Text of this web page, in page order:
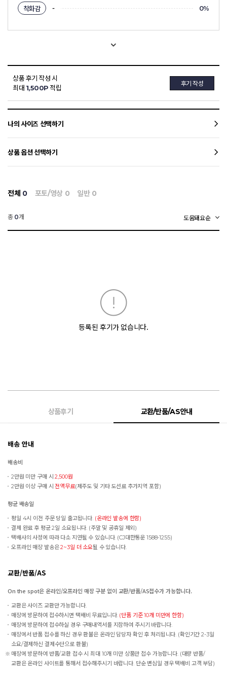
착화감 - 0%
상품 후기 작성 시
최대 1,500P 적립
후기 작성
나의 사이즈 선택하기
상품 옵션 선택하기
전체 0 포토/영상 0 일반 0
총 0개
등록된 후기가 없습니다.
상품후기 교환/반품/AS안내
배송 안내
배송비
2만원 미만 구매 시2,500원
2만원 이상 구매 시전액무료(제주도 및 기타 도선료 추가지역 포함)
평균 배송일
평일 4시 이전 주문 당일 출고됩니다. (온라인 발송에 한함)
결제 완료 후 평균 2일 소요됩니다. (주말 및 공휴일 제외)
택배사의 사정에 따라 다소 지연될 수 있습니다. (CJ대한통운 1588-1255)
오프라인 매장 발송은2~3일 더 소요될 수 있습니다.
교환/반품/AS
On the spot은 온라인/오프라인 매장 구분 없이 교환/반품/AS접수가 가능합니다.
교환은 사이즈 교환만 가능합니다.
매장에 방문하여 접수하시면 택배비 무료입니다. (단품 기준 10개 미만에 한함)
매장에 방문하여 접수하실 경우 구매내역서를 지참하여 주시기 바랍니다.
매장에서 반품 접수를 하신 경우 환불은 온라인 담당자 확인 후 처리됩니다. (확인기간 2-3일
소요/결제하신 결제수단으로 환불)
매장에 방문하여 반품/교환 접수 시 최대 10개 미만 상품만 접수 가능합니다. (대량 반품/
교환은 온라인 사이트를 통해서 접수해주시기 바랍니다. 단순 변심일 경우 택배비 고객 부담)